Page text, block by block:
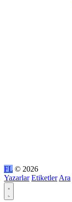
FL © 2026
Yazarlar Etiketler Ara